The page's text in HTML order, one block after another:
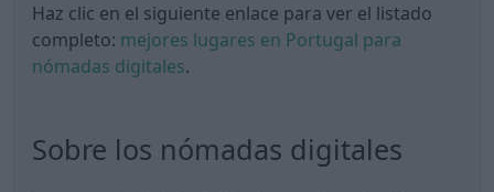
Haz clic en el siguiente enlace para ver el listado
completo: mejores lugares en Portugal para
nómadas digitales.
Sobre los nómadas digitales